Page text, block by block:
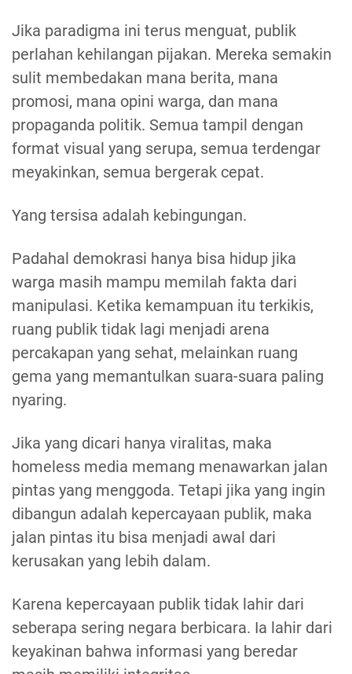
Jika paradigma ini terus menguat, publik
perlahan kehilangan pijakan. Mereka semakin
sulit membedakan mana berita, mana
promosi, mana opini warga, dan mana
propaganda politik. Semua tampil dengan
format visual yang serupa, semua terdengar
meyakinkan, semua bergerak cepat.
Yang tersisa adalah kebingungan.
Padahal demokrasi hanya bisa hidup jika
warga masih mampu memilah fakta dari
manipulasi. Ketika kemampuan itu terkikis,
ruang publik tidak lagi menjadi arena
percakapan yang sehat, melainkan ruang
gema yang memantulkan suara-suara paling
nyaring.
Jika yang dicari hanya viralitas, maka
homeless media memang menawarkan jalan
pintas yang menggoda. Tetapi jika yang ingin
dibangun adalah kepercayaan publik, maka
jalan pintas itu bisa menjadi awal dari
kerusakan yang lebih dalam.
Karena kepercayaan publik tidak lahir dari
seberapa sering negara berbicara. Ia lahir dari
keyakinan bahwa informasi yang beredar